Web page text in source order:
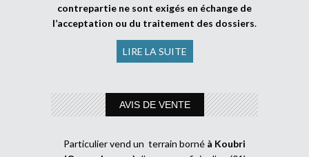
contrepartie ne sont exigés en échange de
l’acceptation ou du traitement des dossiers.
LIRE LA SUITE
AVIS DE VENTE
Particulier vend un terrain borné à Koubri